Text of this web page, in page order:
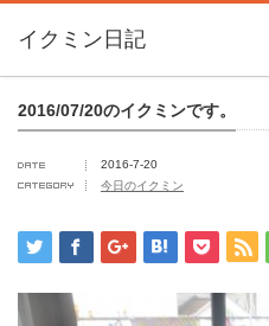
イクミン日記
2016/07/20のイクミンです。
2016-7-20
今日のイクミン